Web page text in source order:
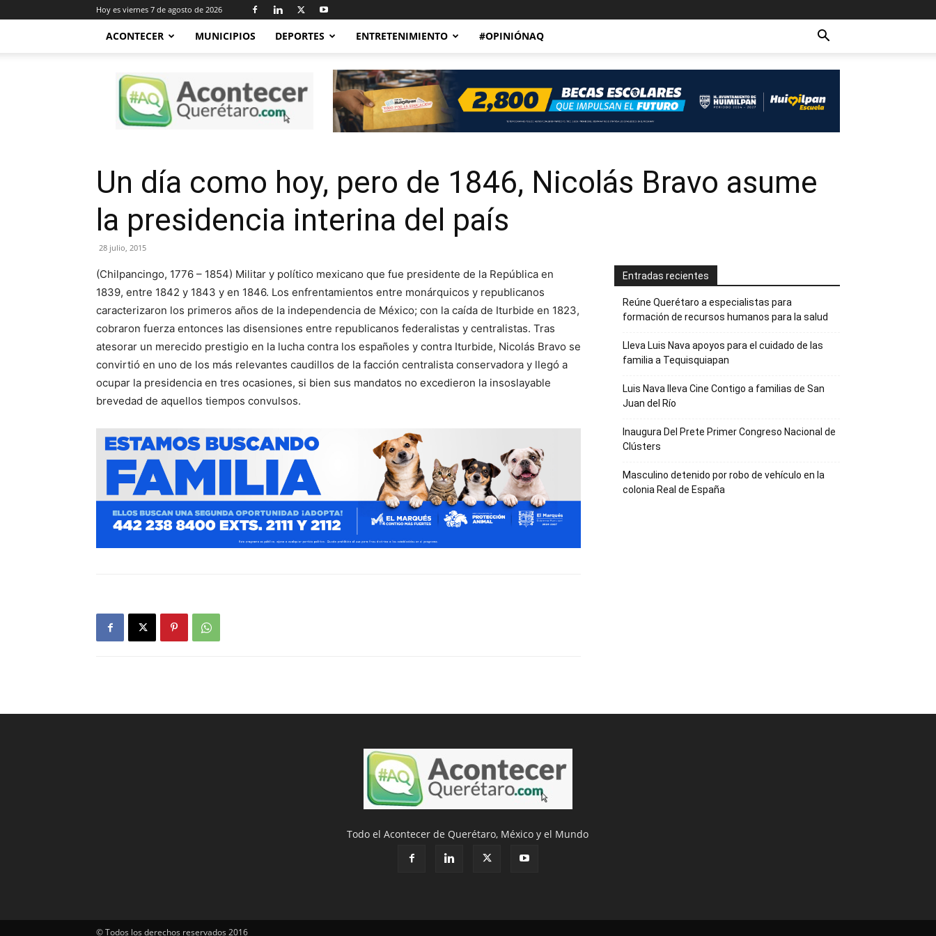
Hoy es viernes 7 de agosto de 2026
ACONTECER MUNICIPIOS DEPORTES ENTRETENIMIENTO #OPINIÓNAQ
Acontecer
Querétaro
Un día como hoy, pero de 1846, Nicolás Bravo asume
la presidencia interina del país
28 julio, 2015
(Chilpancingo, 1776 – 1854) Militar y político mexicano que fue presidente de la República en
1839, entre 1842 y 1843 y en 1846. Los enfrentamientos entre monárquicos y republicanos
caracterizaron los primeros años de la independencia de México; con la caída de Iturbide en 1823,
cobraron fuerza entonces las disensiones entre republicanos federalistas y centralistas. Tras
atesorar un merecido prestigio en la lucha contra los españoles y contra Iturbide, Nicolás Bravo se
convirtió en uno de los más relevantes caudillos de la facción centralista conservadora y llegó a
ocupar la presidencia en tres ocasiones, si bien sus mandatos no excedieron la insoslayable
brevedad de aquellos tiempos convulsos.
Entradas recientes
Reúne Querétaro a especialistas para
formación de recursos humanos para la salud
Lleva Luis Nava apoyos para el cuidado de las
familia a Tequisquiapan
Luis Nava lleva Cine Contigo a familias de San
Juan del Río
Inaugura Del Prete Primer Congreso Nacional de
Clústers
Masculino detenido por robo de vehículo en la
colonia Real de España
Todo el Acontecer de Querétaro, México y el Mundo
© Todos los derechos reservados 2016